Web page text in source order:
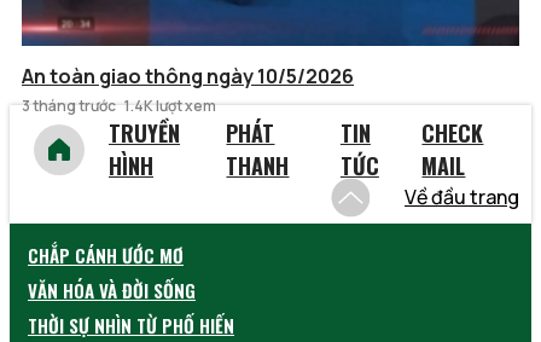
An toàn giao thông ngày 10/5/2026
3 tháng trước 1.4K lượt xem
TRUYỀN
HÌNH
PHÁT
THANH
TIN
TỨC
CHECK
MAIL
Về đầu trang
CHẮP CÁNH ƯỚC MƠ
VĂN HÓA VÀ ĐỜI SỐNG
THỜI SỰ NHÌN TỪ PHỐ HIẾN